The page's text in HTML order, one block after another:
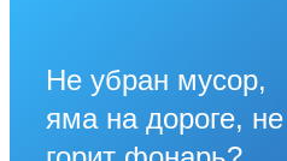
Не убран мусор,
яма на дороге, не